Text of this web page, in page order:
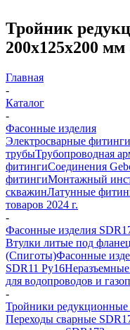
Тройник
200х125х200 мм
Главная
-
Каталог
-
Фасонные изделия
Электросварные фитинги
трубыТрубопроводная
фитингиСоединения
фитингиМонтажный
скважинЛатунные
товаров 2024 г.
-
Фасонные изделия
Втулки литые под фланец
(Спиготы)Фасонные
SDR11 Ру16
для водопроводов и
-
Тройники редукционные
Переходы сварные